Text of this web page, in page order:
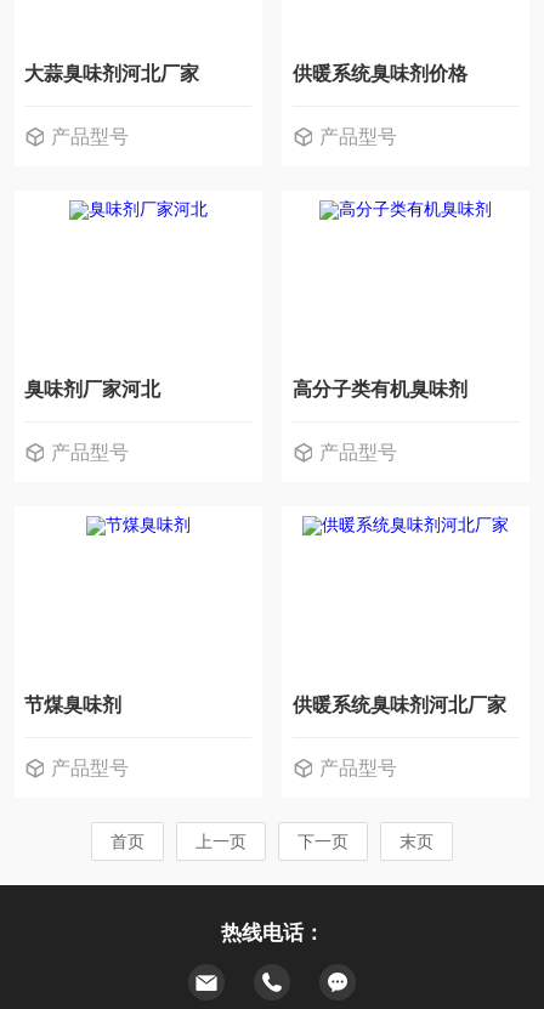
大蒜臭味剂河北厂家
产品型号
供暖系统臭味剂价格
产品型号
臭味剂厂家河北
产品型号
高分子类有机臭味剂
产品型号
节煤臭味剂
产品型号
供暖系统臭味剂河北厂家
产品型号
首页 上一页 下一页 末页
热线电话：